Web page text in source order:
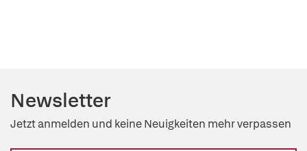
Newsletter
Jetzt anmelden und keine Neuigkeiten mehr verpassen